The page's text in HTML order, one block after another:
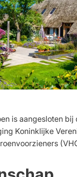
is aangesloten bij
Koninklijke